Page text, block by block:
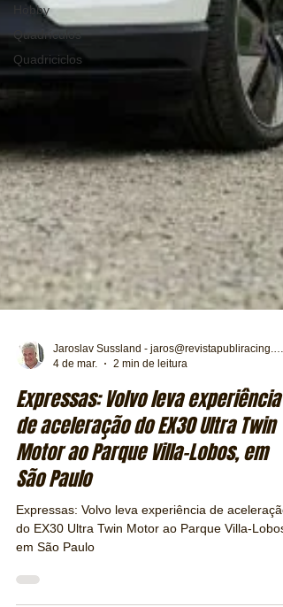
Hobby
Quadrículos
Quadriciclos
Jaroslav Sussland - jaros@revistapubliracing.com.br
4 de mar.
2 min de leitura
Expressas: Volvo leva experiência
de aceleração do EX30 Ultra Twin
Motor ao Parque Villa-Lobos, em
São Paulo
Expressas: Volvo leva experiência de aceleração
em São Paulo